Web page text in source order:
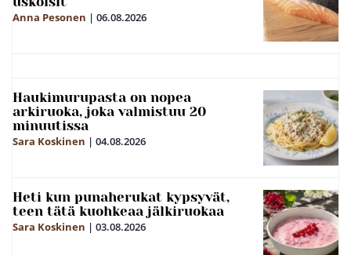
Anna Pesonen | 06.08.2026
Haukimurupasta on nopea
arkiruoka, joka valmistuu 20
minuutissa
Sara Koskinen | 04.08.2026
Heti kun punaherukat kypsyvät,
teen tätä kuohkeaa jälkiruokaa
Sara Koskinen | 03.08.2026